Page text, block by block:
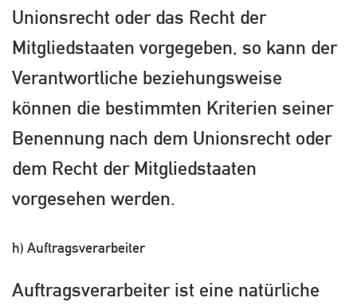
Unionsrecht oder das Recht der
Mitgliedstaaten vorgegeben, so kann der
Verantwortliche beziehungsweise
können die bestimmten Kriterien seiner
Benennung nach dem Unionsrecht oder
dem Recht der Mitgliedstaaten
vorgesehen werden.
h) Auftragsverarbeiter
Auftragsverarbeiter ist eine natürliche